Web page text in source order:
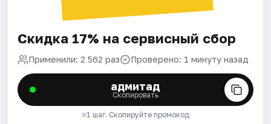
Скидка 17% на сервисный сбор
Применили: 2 562 раз Проверено: 1 минуту назад
адмитад
Скопировать
1 шаг. Скопируйте промокод